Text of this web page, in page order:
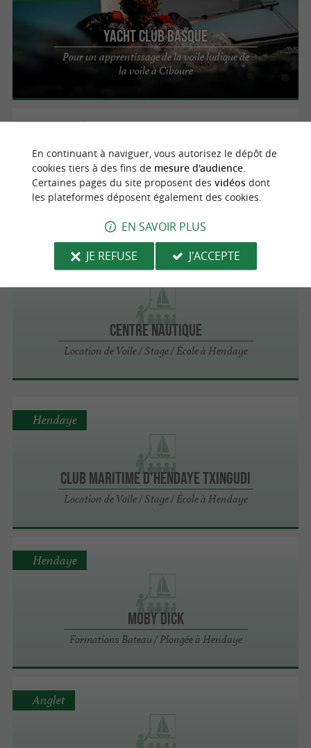
Yacht Club Basque
Pour un apprentissage de la voile ludique de
la voile à Ciboure
Club Atlantique Nive Adour Basque
CENTRE NAUTIQUE
Location de Voile / Stage / École à Hendaye
Hendaye
Club Maritime d'Hendaye Txingudi
Location de Voile / Stage / École à Hendaye
Hendaye
MOBY DICK
Formations Bateau / Plongée à Hendaye
Hendaye
Anglet
En continuant à naviguer, vous autorisez le dépôt de
cookies tiers à des fins de mesure d'audience.
Certaines pages du site proposent des vidéosdont
les plateformes déposent également des cookies.
EN SAVOIR PLUS
JE REFUSE
J'ACCEPTE